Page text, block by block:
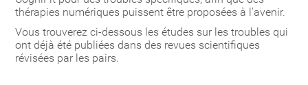
thérapies numériques puissent être proposées à l'avenir.
Vous trouverez ci-dessous les études sur les troubles qui
ont déjà été publiées dans des revues scientifiques
révisées par les pairs.